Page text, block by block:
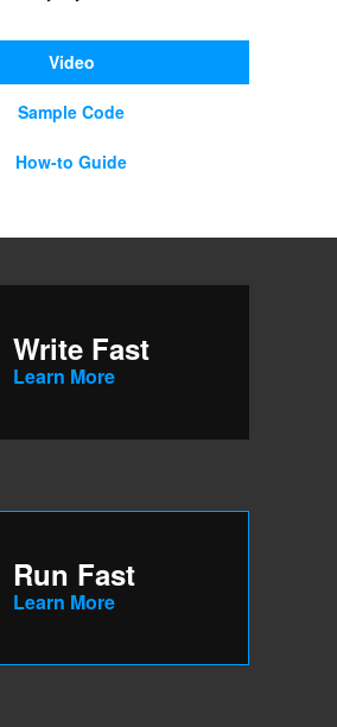
Video
Sample Code
How-to Guide
Write Fast
Learn More
Run Fast
Learn More